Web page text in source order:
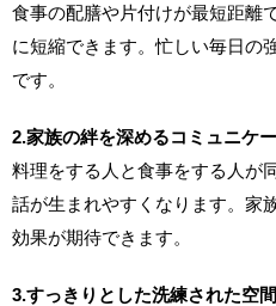
食事の配膳や片付けが最短距離
に短縮できます。忙しい毎日の
です。
2.家族の絆を深めるコミュニケ
料理をする人と食事をする人が
話が生まれやすくなります。家
効果が期待できます。
3.すっきりとした洗練された空間